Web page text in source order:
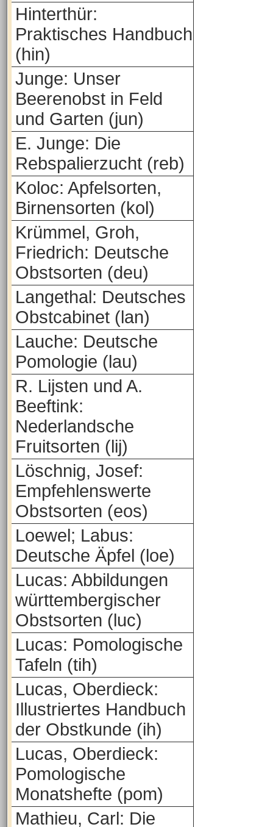
Hinterthür:
Praktisches Handbuch
(hin)
Junge: Unser
Beerenobst in Feld
und Garten (jun)
E. Junge: Die
Rebspalierzucht (reb)
Koloc: Apfelsorten,
Birnensorten (kol)
Krümmel, Groh,
Friedrich: Deutsche
Obstsorten (deu)
Langethal: Deutsches
Obstcabinet (lan)
Lauche: Deutsche
Pomologie (lau)
R. Lijsten und A.
Beeftink:
Nederlandsche
Fruitsorten (lij)
Löschnig, Josef:
Empfehlenswerte
Obstsorten (eos)
Loewel; Labus:
Deutsche Äpfel (loe)
Lucas: Abbildungen
württembergischer
Obstsorten (luc)
Lucas: Pomologische
Tafeln (tih)
Lucas, Oberdieck:
Illustriertes Handbuch
der Obstkunde (ih)
Lucas, Oberdieck:
Pomologische
Monatshefte (pom)
Mathieu, Carl: Die